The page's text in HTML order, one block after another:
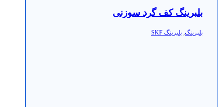
بلبرینگ کف گرد سوزنی
بلبرینگ, بلبرینگ SKF